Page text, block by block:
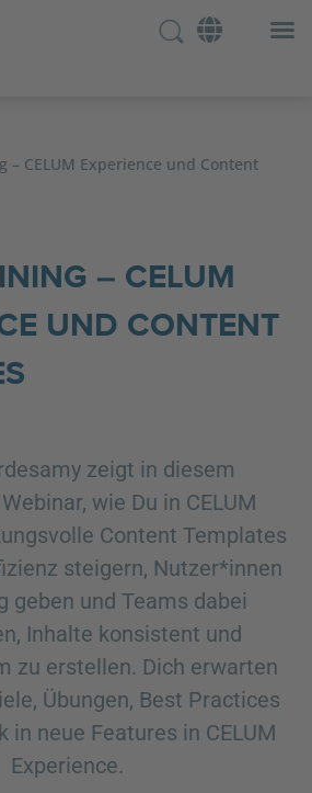
– CELUM Experience und Content
– CELUM
UND CONTENT
zeigt in diesem
wie Du in CELUM
Content Templates
steigern, Nutzer*innen
geben und Teams dabei
Inhalte konsistent und
zu erstellen. Dich erwarten
Übungen, Best Practices
in neue Features in CELUM
Experience.